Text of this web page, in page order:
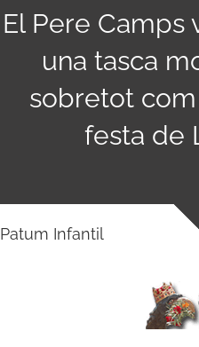
El Pere Camps
una tasca
sobretot
festa de
Patum Infantil